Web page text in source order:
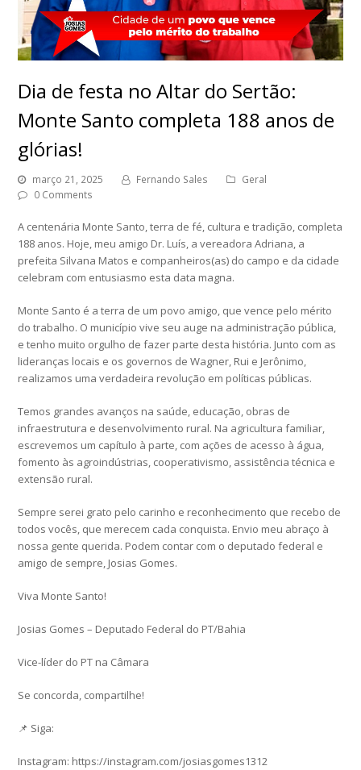
Dia de festa no Altar do Sertão:
Monte Santo completa 188 anos de
glórias!
março 21, 2025 Fernando Sales
Geral
0 Comments
A centenária Monte Santo, terra de fé, cultura e tradição, completa
188 anos. Hoje, meu amigo Dr. Luís, a vereadora Adriana, a
prefeita Silvana Matos e companheiros(as) do campo e da cidade
celebram com entusiasmo esta data magna.
Monte Santo é a terra de um povo amigo, que vence pelo mérito
do trabalho. O município vive seu auge na administração pública,
e tenho muito orgulho de fazer parte desta história. Junto com as
lideranças locais e os governos de Wagner, Rui e Jerônimo,
realizamos uma verdadeira revolução em políticas públicas.
Temos grandes avanços na saúde, educação, obras de
infraestrutura e desenvolvimento rural. Na agricultura familiar,
escrevemos um capítulo à parte, com ações de acesso à água,
fomento às agroindústrias, cooperativismo, assistência técnica e
extensão rural.
Sempre serei grato pelo carinho e reconhecimento que recebo de
todos vocês, que merecem cada conquista. Envio meu abraço à
nossa gente querida. Podem contar com o deputado federal e
amigo de sempre, Josias Gomes.
Viva Monte Santo!
Josias Gomes – Deputado Federal do PT/Bahia
Vice-líder do PT na Câmara
Se concorda, compartilhe!
📌 Siga:
Instagram: https://instagram.com/josiasgomes1312